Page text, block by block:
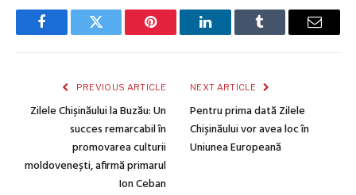
FacebookTwitter Pinterest LinkedInTumblr Email
PREVIOUS ARTICLE
Zilele Chișinăului la Buzău: Un
succes remarcabil în
promovarea culturii
moldovenești, afirmă primarul
Ion Ceban
NEXT ARTICLE
Pentru prima dată Zilele
Chișinăului vor avea loc în
Uniunea Europeană